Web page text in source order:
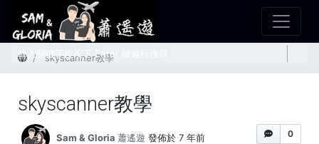
首頁 skyscanner教學
skyscanner教學
0
Sam & Gloria 蕭遙遊 發佈於 7 年前